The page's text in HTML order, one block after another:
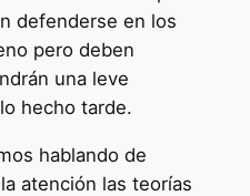
defenderse en los
pero deben
una leve
hecho tarde.
hablando de
atención las teorías